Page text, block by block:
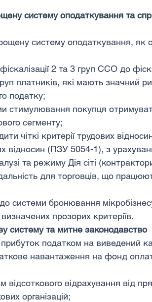
систему оподаткування та
систему оподаткування, як
2 та 3 груп ССО до
платників, які мають значний
податку;
стимулювання покупця
сегменту;
чіткі критерії трудових
відносин (ПЗУ 5054-1), з
та режиму Дія сіті
для торговців, що
системи бронювання
прозорих критеріїв.
систему та митне законодавство
податком на виведений
навантаження на фонд
відсоткового відрахування від
організацій;